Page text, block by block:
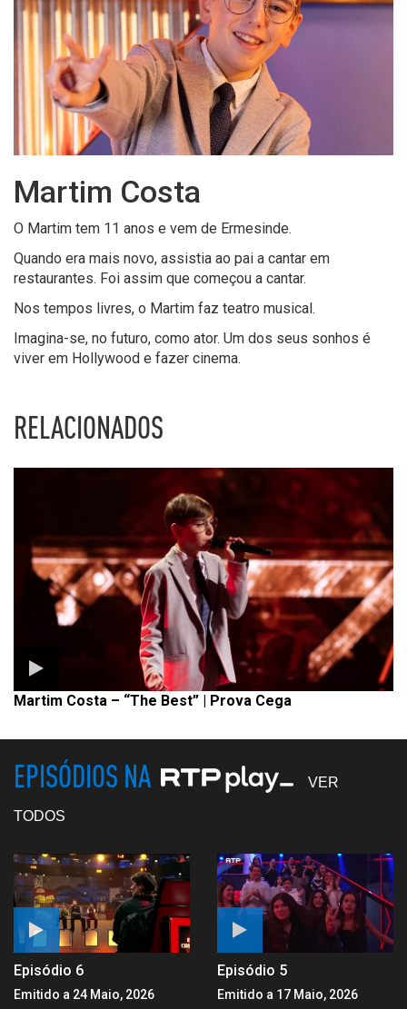
Martim Costa
O Martim tem 11 anos e vem de Ermesinde.
Quando era mais novo, assistia ao pai a cantar em
restaurantes. Foi assim que começou a cantar.
Nos tempos livres, o Martim faz teatro musical.
Imagina-se, no futuro, como ator. Um dos seus sonhos é
viver em Hollywood e fazer cinema.
RELACIONADOS
Martim Costa – “The Best” | Prova Cega
EPISÓDIOS NA VER
TODOS
Episódio 6
Emitido a 24 Maio, 2026
Episódio 5
Emitido a 17 Maio, 2026